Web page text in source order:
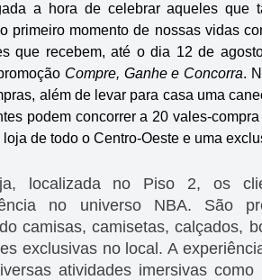
a hora de celebrar aqueles que
primeiro momento de nossas vidas
que recebem, até o dia 12 de
Compre, Ganhe e Concorra.
além de levar para casa uma
podem concorrer a 20 vales-
de todo o Centro-Oeste e uma
localizada no Piso 2, os
no universo NBA. São
camisas, camisetas, calçados,
exclusivas no local. A
atividades imersivas